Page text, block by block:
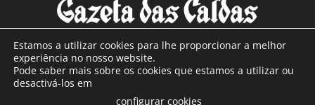
SOBRE NÓS
Estamos a utilizar cookies para lhe proporcionar a melhor
experiência no nosso website.
Pode saber mais sobre os cookies que estamos a utilizar ou
desactivá-los em
configurar cookies